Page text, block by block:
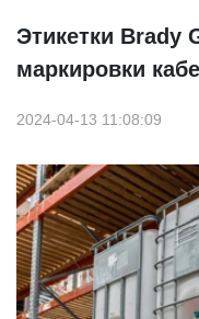
Этикетки Brady
маркировки
2024-04-13 11:08:09